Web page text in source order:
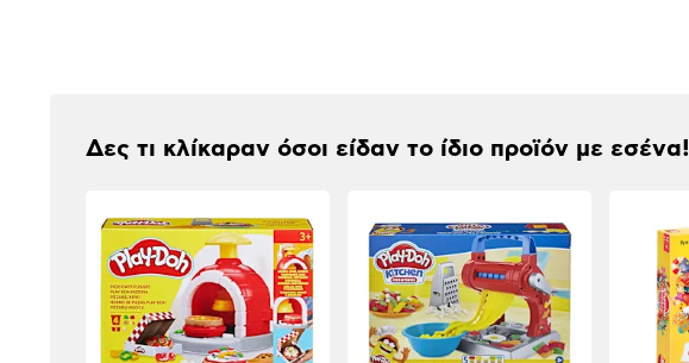
Δες τι κλίκαραν όσοι είδαν το ίδιο προϊόν με εσένα!